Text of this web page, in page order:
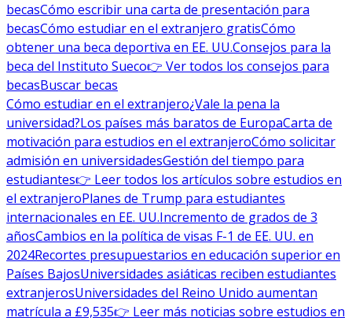
becasCómo escribir una carta de presentación para
becasCómo estudiar en el extranjero gratisCómo
obtener una beca deportiva en EE. UU.Consejos para la
beca del Instituto Sueco👉 Ver todos los consejos para
becasBuscar becas
Cómo estudiar en el extranjero¿Vale la pena la
universidad?Los países más baratos de EuropaCarta de
motivación para estudios en el extranjeroCómo solicitar
admisión en universidadesGestión del tiempo para
estudiantes👉 Leer todos los artículos sobre estudios en
el extranjeroPlanes de Trump para estudiantes
internacionales en EE. UU.Incremento de grados de 3
añosCambios en la política de visas F-1 de EE. UU. en
2024Recortes presupuestarios en educación superior en
Países BajosUniversidades asiáticas reciben estudiantes
extranjerosUniversidades del Reino Unido aumentan
matrícula a £9,535👉 Leer más noticias sobre estudios en